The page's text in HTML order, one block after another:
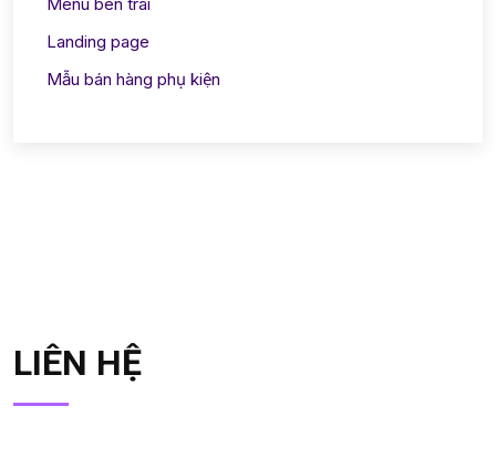
Landing page
Mẫu bán hàng phụ kiện
LIÊN HỆ